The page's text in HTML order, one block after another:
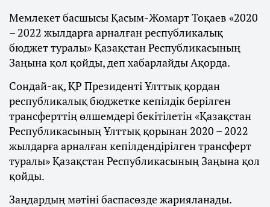
Мемлекет басшысы Қасым-Жомарт Тоқаев «2020
– 2022 жылдарға арналған республикалық
бюджет туралы» Қазақстан Республикасының
Заңына қол қойды, деп хабарлайды Ақорда.
Сондай-ақ, ҚР Президенті Ұлттық қордан
республикалық бюджетке кепілдік берілген
трансферттің өлшемдері бекітілетін «Қазақстан
Республикасының Ұлттық қорынан 2020 – 2022
жылдарға арналған кепілдендірілген трансферт
туралы» Қазақстан Республикасының Заңына қол
қойды.
Заңдардың мәтіні баспасөзде жарияланады.